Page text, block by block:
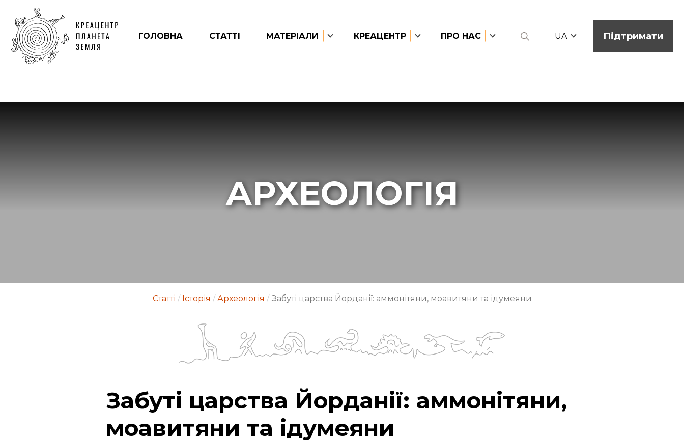
ГОЛОВНА СТАТТІ МАТЕРІАЛИ КРЕАЦЕНТР ПРО НАС UA Підтримати
АРХЕОЛОГІЯ
Статті / Історія / Археологія / Забуті царства Йорданії: аммонітяни, моавитяни та ідумеяни
Забуті царства Йорданії: аммонітяни,
моавитяни та ідумеяни